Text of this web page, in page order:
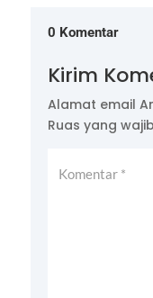
0 Komentar
Kirim
Alamat email
Ruas yang